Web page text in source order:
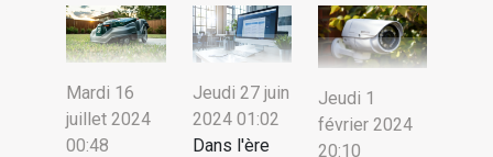
Mardi 16
juillet 2024
00:48
Jeudi 27 juin
2024 01:02
Dans l'ère
Jeudi 1
février 2024
20:10